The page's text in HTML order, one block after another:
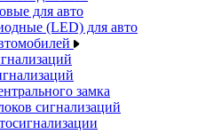
для авто
(LED) для авто
замка
сигнализаций